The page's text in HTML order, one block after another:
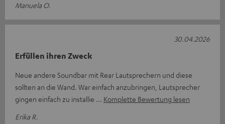
Manuela O.
Erfüllen ihren Zweck
Neue andere Soundbar mit Rear Lautsprechern und diese
sollten an die Wand. War einfach anzubringen, Lautsprecher
gingen einfach zu installie
Komplette Bewertung lesen
Erika R.
30.04.2026